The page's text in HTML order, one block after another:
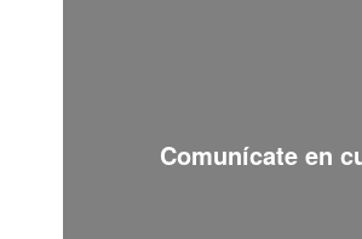
Comunícate en